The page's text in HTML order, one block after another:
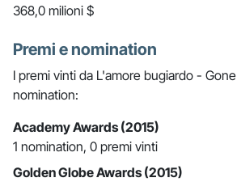
368,0 milioni $
Premi e nomination
I premi vinti da L'amore bugiardo -
nomination:
Academy Awards (2015)
1 nomination, 0 premi vinti
Golden Globe Awards (2015)